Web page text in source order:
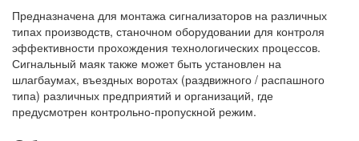
Предназначена для монтажа сигнализаторов на различных
типах производств, станочном оборудовании для контроля
эффективности прохождения технологических процессов.
Сигнальный маяк также может быть установлен на
шлагбаумах, въездных воротах (раздвижного / распашного
типа) различных предприятий и организаций, где
предусмотрен контрольно-пропускной режим.